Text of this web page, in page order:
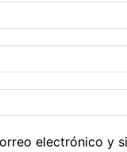
electrónico y